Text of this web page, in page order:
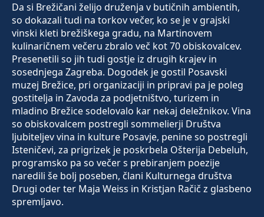
Da si Brežičani želijo druženja v butičnih ambientih,
so dokazali tudi na torkov večer, ko se je v grajski
vinski kleti brežiškega gradu, na Martinovem
kulinaričnem večeru zbralo več kot 70 obiskovalcev.
Presenetili so jih tudi gostje iz drugih krajev in
sosednjega Zagreba. Dogodek je gostil Posavski
muzej Brežice, pri organizaciji in pripravi pa je poleg
gostitelja in Zavoda za podjetništvo, turizem in
mladino Brežice sodelovalo kar nekaj deležnikov. Vina
so obiskovalcem postregli sommelierji Društva
ljubiteljev vina in kulture Posavje, penine so postregli
Isteničevi, za prigrizek je poskrbela Ošterija Debeluh,
programsko pa so večer s prebiranjem poezije
naredili še bolj poseben, člani Kulturnega društva
Drugi oder ter Maja Weiss in Kristjan Račič z glasbeno
spremljavo.